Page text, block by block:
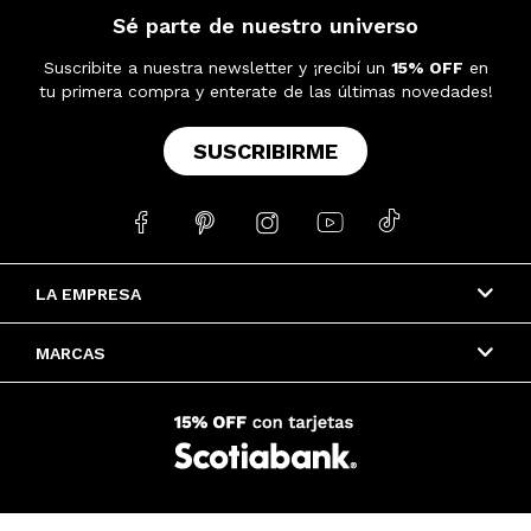
LA EMPRESA
MARCAS
Sé parte de nuestro universo
Suscribite a nuestra newsletter y ¡recibí un 15% OFF en
tu primera compra y enterate de las últimas novedades!
SUSCRIBIRME
    